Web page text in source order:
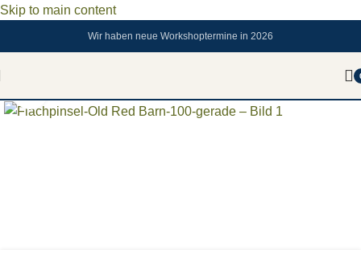
Skip to main content
Wir haben neue Workshoptermine in 2026